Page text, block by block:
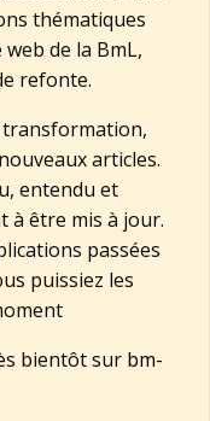
thématiques
de la BmL,
refonte.
transformation,
articles.
entendu et
à être mis à jour.
passées
puissiez les
bientôt sur bm-